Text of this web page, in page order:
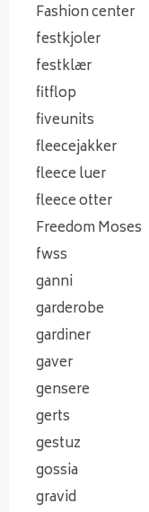
Fashion center
festkjoler
festklær
fitflop
fiveunits
fleecejakker
fleece luer
fleece otter
Freedom Moses
fwss
ganni
garderobe
gardiner
gaver
gensere
gerts
gestuz
gossia
gravid